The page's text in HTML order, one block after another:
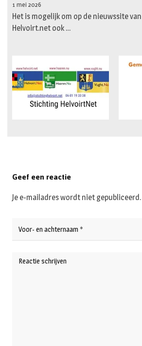
1 mei 2026
Het is mogelijk om op de nieuwssite van
Helvoirt.net ook …
Geef een reactie
Je e-mailadres wordt niet gepubliceerd.